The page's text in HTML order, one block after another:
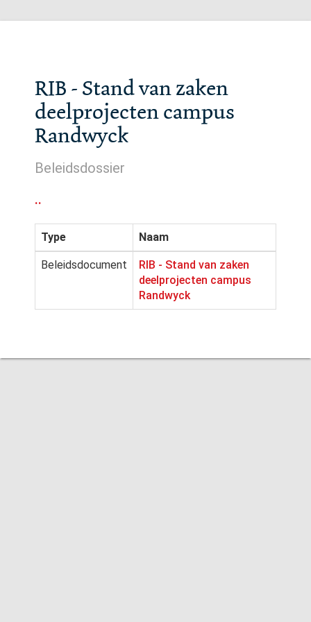
RIB - Stand van zaken
deelprojecten campus
Randwyck
Beleidsdossier
..
Type Naam
Beleidsdocument
RIB - Stand van zaken
deelprojecten campus
Randwyck